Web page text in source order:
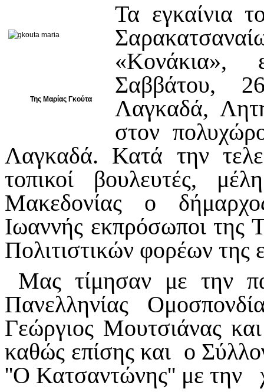
Της Μαρίας Γκούτα
Τα εγκαίνια
«Κονάκια»,
Σαββάτου,
Λαγκαδά,
στον
Λαγκαδά. Κατά την
τοπικοί βουλευτές,
Μακεδονίας ο
Ιωαννής εκπρόσωποι της
Πολιτιστικών φορέων της
Μας τίμησαν με την
Πανελληνίας
Γεώργιος Μουτσιάνας
καθώς επίσης και ο
''Ο Κατσαντώνης'' με την